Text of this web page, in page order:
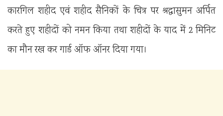
कारगिल शहीद एवं शहीद सैनिकों के चित्र पर श्रद्धासुमन अर्पित
करते हुए शहीदों को नमन किया तथा शहीदों के याद में 2 मिनिट
का मौन रख कर गार्ड ऑफ ऑनर दिया गया।